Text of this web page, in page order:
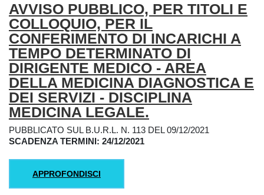
AVVISO PUBBLICO, PER TITOLI E
COLLOQUIO, PER IL
CONFERIMENTO DI INCARICHI A
TEMPO DETERMINATO DI
DIRIGENTE MEDICO - AREA
DELLA MEDICINA DIAGNOSTICA E
DEI SERVIZI - DISCIPLINA
MEDICINA LEGALE.
PUBBLICATO SUL B.U.R.L. N. 113 DEL 09/12/2021
SCADENZA TERMINI: 24/12/2021
APPROFONDISCI